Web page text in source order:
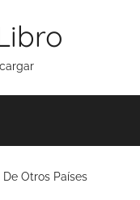
Otros Países